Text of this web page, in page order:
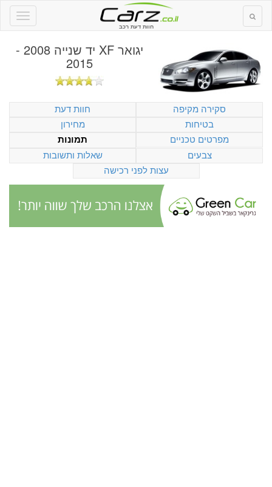
חוות דעת רכב
יגואר XF יד שנייה 2008 -
2015
סקירה מקיפה
חוות דעת
בטיחות
מחירון
מפרטים טכניים
תמונות
צבעים
שאלות ותשובות
עצות לפני רכישה